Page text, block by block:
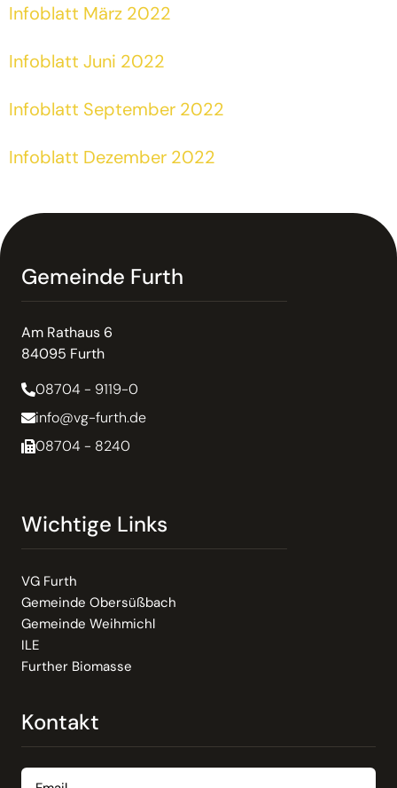
Infoblatt März 2022
Infoblatt Juni 2022
Infoblatt September 2022
Infoblatt Dezember 2022
Gemeinde Furth
Am Rathaus 6
84095 Furth
08704 - 9119-0
info@vg-furth.de
08704 - 8240
Wichtige Links
VG Furth
Gemeinde Obersüßbach
Gemeinde Weihmichl
ILE
Further Biomasse
Kontakt